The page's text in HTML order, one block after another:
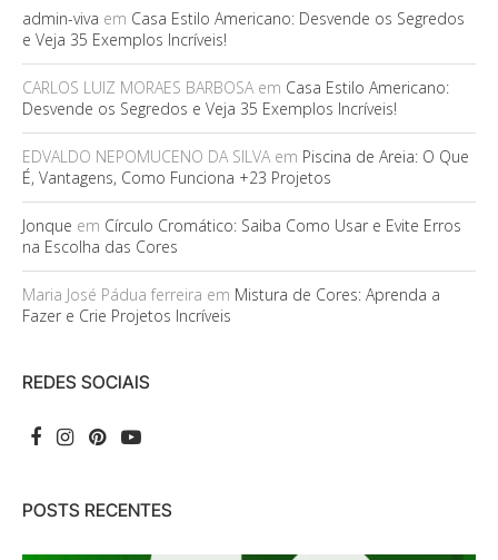
admin-viva em Casa Estilo Americano: Desvende os Segredos
e Veja 35 Exemplos Incríveis!
CARLOS LUIZ MORAES BARBOSAem Casa Estilo Americano:
Desvende os Segredos e Veja 35 Exemplos Incríveis!
EDVALDO NEPOMUCENO DA SILVAem Piscina de Areia: O Que
É, Vantagens, Como Funciona +23 Projetos
Jonque em Círculo Cromático: Saiba Como Usar e Evite Erros
na Escolha das Cores
Maria José Pádua ferreira em Mistura de Cores: Aprenda a
Fazer e Crie Projetos Incríveis
REDES SOCIAIS
POSTS RECENTES